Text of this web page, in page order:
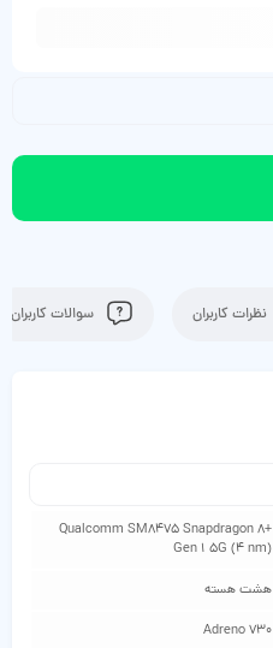
نظرات کاربران سوالات کاربران
Qualcomm SM8475 Snapdragon 8+
Gen 1 5G (4 nm)
هشت هسته
Adreno 730